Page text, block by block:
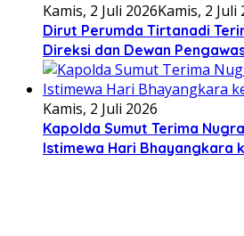
Kamis, 2 Juli 2026Kamis, 2 Juli
Dirut Perumda Tirtanadi
Direksi dan Dewan
Kamis, 2 Juli 2026
Kapolda Sumut Terima
Istimewa Hari Bhayangkara